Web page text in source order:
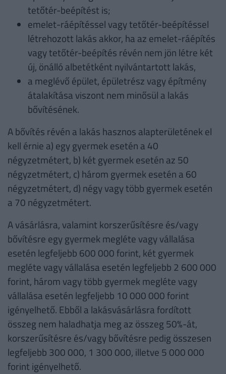
tetőtér-beépítést is;
emelet-ráépítéssel vagy tetőtér-beépítéssel
létrehozott lakás akkor, ha az emelet-ráépítés
vagy tetőtér-beépítés révén nem jön létre két
új, önálló albetétként nyilvántartott lakás,
a meglévő épület, épületrész vagy építmény
átalakítása viszont nem minősül a lakás
bővítésének.
A bővítés révén a lakás hasznos alapterületének el
kell érnie a) egy gyermek esetén a 40
négyzetmétert, b) két gyermek esetén az 50
négyzetmétert, c) három gyermek esetén a 60
négyzetmétert, d) négy vagy több gyermek esetén
a 70 négyzetmétert.
A vásárlásra, valamint korszerűsítésre és/vagy
bővítésre egy gyermek megléte vagy vállalása
esetén legfeljebb 600 000 forint, két gyermek
megléte vagy vállalása esetén legfeljebb 2 600 000
forint, három vagy több gyermek megléte vagy
vállalása esetén legfeljebb 10 000 000 forint
igényelhető. Ebből a lakásvásárlásra fordított
összeg nem haladhatja meg az összeg 50%-át,
korszerűsítésre és/vagy bővítésre pedig összesen
legfeljebb 300 000, 1 300 000, illetve 5 000 000
forint igényelhető.